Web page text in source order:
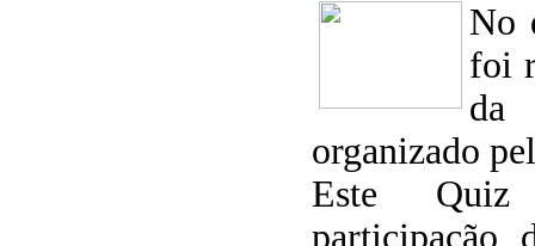
No
foi
organizado
Este
participação